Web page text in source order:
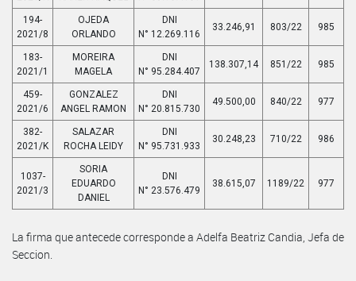
194-
2021/8
OJEDA
ORLANDO
DNI
N° 12.269.116
33.246,91 803/22 985
183-
2021/1
MOREIRA
MAGELA
DNI
N° 95.284.407
138.307,14 851/22 985
459-
2021/6
GONZALEZ
ANGEL RAMON
DNI
N° 20.815.730
49.500,00 840/22 977
382-
2021/K
SALAZAR
ROCHA LEIDY
DNI
N° 95.731.933
30.248,23 710/22 986
1037-
2021/3
SORIA
EDUARDO
DANIEL
DNI
N° 23.576.479
38.615,07 1189/22 977
La firma que antecede corresponde a Adelfa Beatriz Candia, Jefa de
Seccion.